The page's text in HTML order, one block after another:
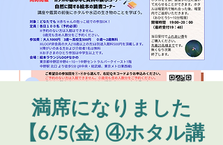
満席になりました
【6/5(金) ④ホタル講